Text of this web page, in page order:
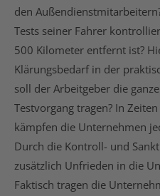
den
Tests seiner Fahrer
500 Kilometer entfernt ist?
Klärungsbedarf in der
soll der Arbeitgeber die
Testvorgang tragen? In
kämpfen die Unternehmen
Durch die Kontroll- und
zusätzlich Unfrieden in die
Faktisch tragen die